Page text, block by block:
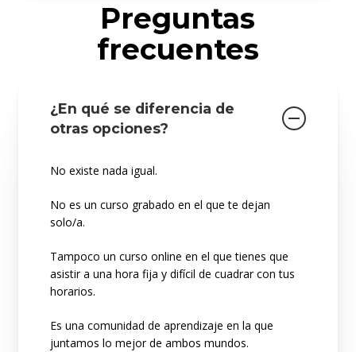
Preguntas
frecuentes
¿En qué se diferencia de
otras opciones?
No existe nada igual.
No es un curso grabado en el que te dejan
solo/a.
Tampoco un curso online en el que tienes que
asistir a una hora fija y difícil de cuadrar con tus
horarios.
Es una comunidad de aprendizaje en la que
juntamos lo mejor de ambos mundos.